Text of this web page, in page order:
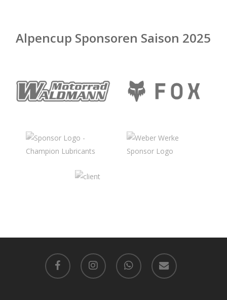
Alpencup Sponsoren Saison 2025
facebook instagram whatsapp email